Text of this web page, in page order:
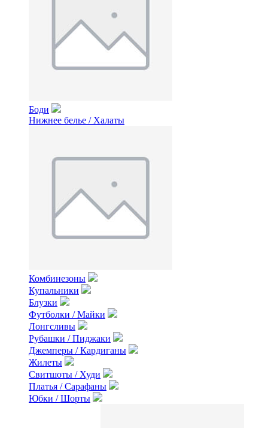
Боди
Нижнее белье / Халаты
Комбинезоны
Купальники
Блузки
Футболки / Майки
Лонгсливы
Рубашки / Пиджаки
Джемперы / Кардиганы
Жилеты
Свитшоты / Худи
Платья / Сарафаны
Юбки / Шорты